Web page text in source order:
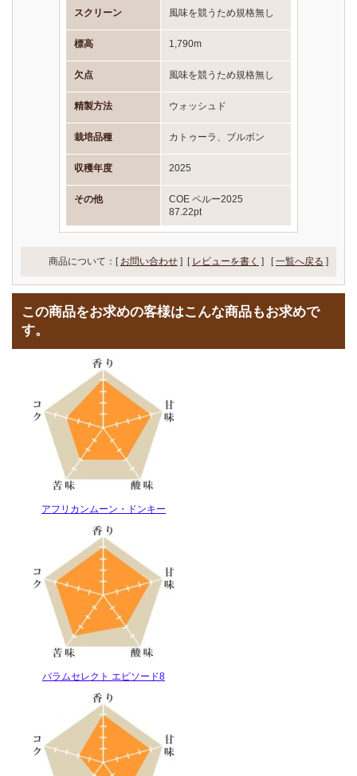
スクリーン 風味を競うため規格無し
標高 1,790m
欠点 風味を競うため規格無し
精製方法 ウォッシュド
栽培品種 カトゥーラ、ブルボン
収穫年度 2025
その他
COE ペルー2025
87.22pt
商品について：[ お問い合わせ ] [ レビューを書く ] [一覧へ戻る ]
この商品をお求めの客様はこんな商品もお求めで
す。
アフリカンムーン・ドンキー
バラムセレクト エピソード8